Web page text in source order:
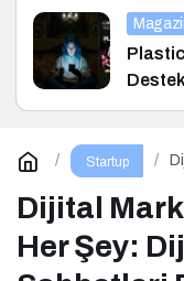
Startup
Dijital
Her Şey: